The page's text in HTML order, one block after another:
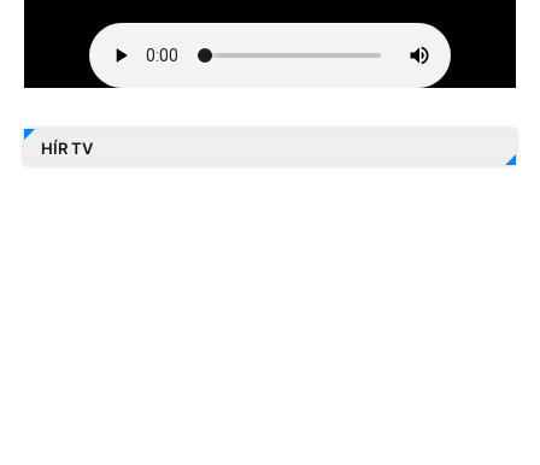
HÍR TV